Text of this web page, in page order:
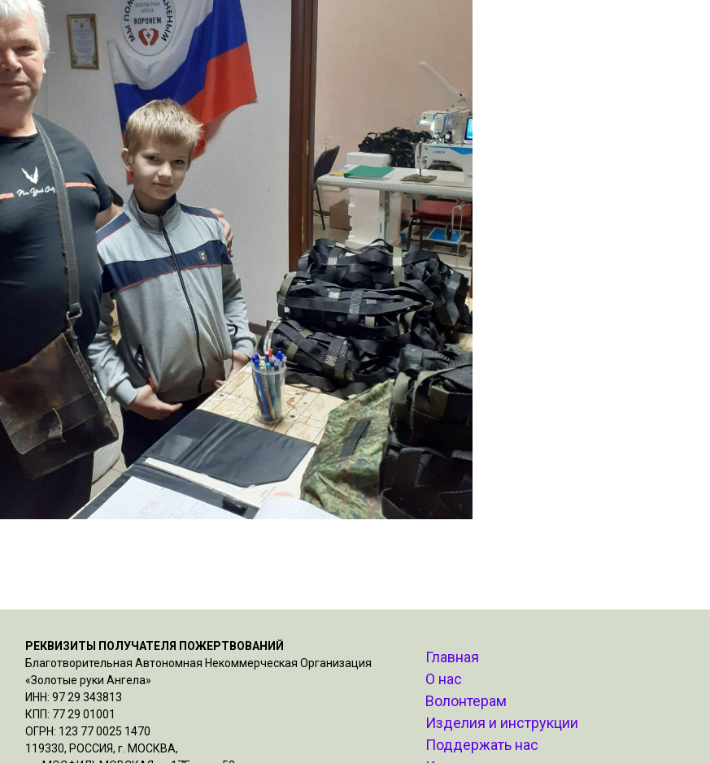
РЕКВИЗИТЫ ПОЛУЧАТЕЛЯ ПОЖЕРТВОВАНИЙ
Благотворительная Автономная Некоммерческая Организация
«Золотые руки Ангела»
ИНН: 97 29 343813
КПП: 77 29 01001
ОГРН: 123 77 0025 1470
119330, РОССИЯ, г. МОСКВА,
Главная
О нас
Волонтерам
Изделия и инструкции
Поддержать нас